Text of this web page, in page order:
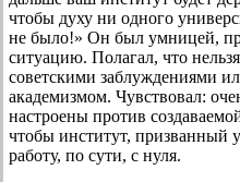
чтобы духу ни одного
не было!» Он был умницей,
ситуацию. Полагал, что
советскими заблуждениями
академизмом. Чувствовал:
настроены против
чтобы институт, призванный
работу, по сути, с нуля.